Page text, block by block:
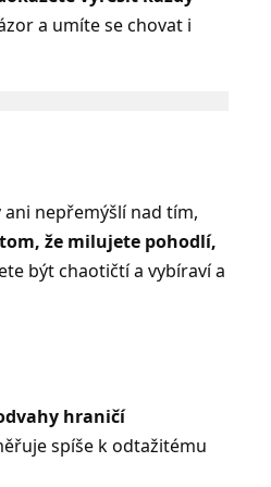
a umíte se chovat i
ani nepřemýšlí nad tím,
že milujete pohodlí,
být chaotičtí a vybíraví a
hraničí
spíše k odtažitému